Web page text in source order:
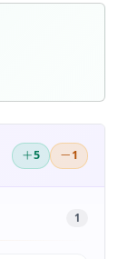
5 1
1